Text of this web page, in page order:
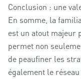
Conclusion : une
En somme, la
est un atout majeur
permet non
de peaufiner les
également le